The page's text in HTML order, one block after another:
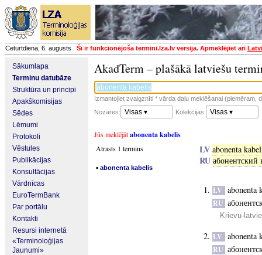
Ceturtdiena, 6. augusts Šī ir funkcionējoša termini.lza.lv versija. Apmeklējiet arī
Sākumlapa
Terminu datubāze
Struktūra un principi
Apakškomisijas
Sēdes
Lēmumi
Protokoli
Vēstules
Publikācijas
Konsultācijas
Vārdnīcas
EuroTermBank
Par portālu
Kontakti
Resursi internetā
«Terminoloģijas
Jaunumi»
AkadTerm – plašākā latviešu
Izmantojiet zvaigznīti * vārda daļu meklēšanai (piemēram,
Nozares:
Visas ▾ Kolekcijas: Visas ▾
Jūs meklējātabonenta kabelis
Atrasts 1 termins
▪ abonenta kabelis
LV abonenta
RU абонентский
LV abonenta
RU
Krievu-
LV abonenta
RU